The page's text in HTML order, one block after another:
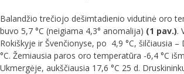
Balandžio trečiojo dešimtadienio vidutinė oro
buvo 5,7 °C (neigiama 4,3° anomalija) (1 pav.).
Rokiškyje ir Švenčionyse, po 4,9 °C, šilčiausia –
°C. Žemiausia paros oro temperatūra -6,4 °C
Ukmergėje, aukščiausia 17,6 °C 25 d.